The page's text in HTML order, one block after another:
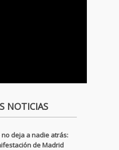
NOTICIAS
deja a nadie atrás:
de Madrid